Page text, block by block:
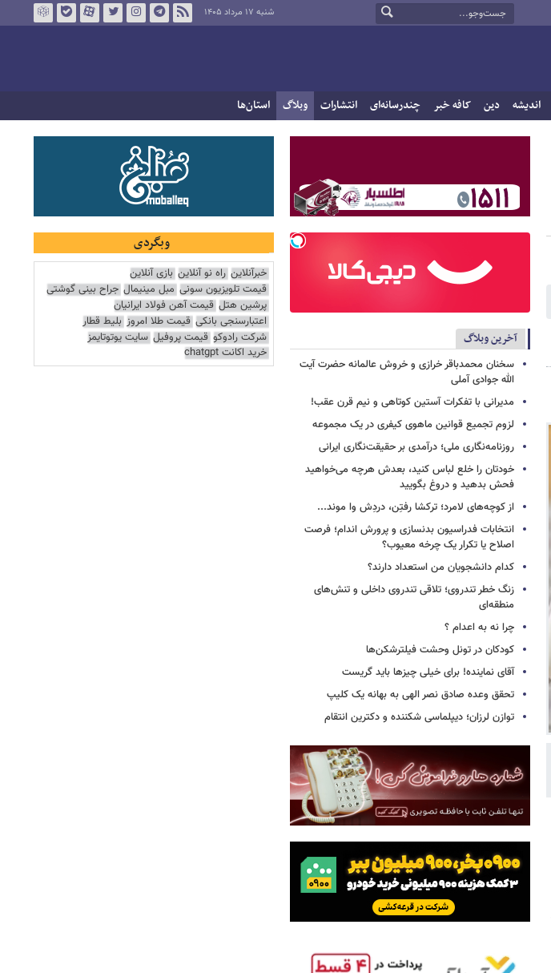
شنبه ۱۷ مرداد ۱۴۰۵
اندیشه دین کافه خبر چندرسانه‌ای انتشارات وبلاگ استان‌ها
آخرین وبلاگ
سخنان محمدباقر خرازی و خروش عالمانه حضرت آیت
الله جوادی آملی
مدیرانی با تفکرات آستین کوتاهی و نیم قرن عقب!
لزوم تجمیع قوانین ماهوی کیفری در یک مجموعه
روزنامه‌نگاری ملی؛ درآمدی بر حقیقت‌نگاری ایرانی
خودتان را خلع لباس کنید، بعدش هرچه می‌خواهید
فحش بدهید و دروغ بگویید
از کوچه‌های لامرد؛ ترکشا رفتِن، دردِش وا موند...
انتخابات فدراسیون بدنسازی و پرورش اندام؛ فرصت
اصلاح یا تکرار یک چرخه معیوب؟
کدام دانشجویان من استعداد دارند؟
زنگ خطر تندروی؛ تلاقی تندروی داخلی و تنش‌های
منطقه‌ای
چرا نه به اعدام ؟
کودکان در تونل وحشت فیلترشکن‌ها
آقای نماینده! برای خیلی چیزها باید گریست
تحقق وعده صادق نصر الهی به بهانه یک کلیپ
توازن لرزان؛ دیپلماسی شکننده و دکترین انتقام
وبگردی
خبرآنلاین راه نو آنلاین بازی آنلاین
قیمت تلویزیون سونی مبل مینیمال جراح بینی گوشتی
پرشین هتل قیمت آهن فولاد ایرانیان
اعتبارسنجی بانکی قیمت طلا امروز بلیط قطار
شرکت رادوکو قیمت پروفیل سایت یوتوتایمز
خرید اکانت chatgpt